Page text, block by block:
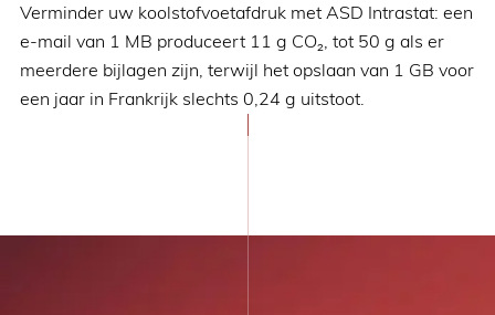
Verminder uw koolstofvoetafdruk met ASD Intrastat: een
e-mail van 1 MB produceert 11 g CO₂, tot 50 g als er
meerdere bijlagen zijn, terwijl het opslaan van 1 GB voor
een jaar in Frankrijk slechts 0,24 g uitstoot.